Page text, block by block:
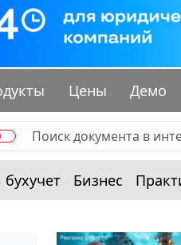
Цены Демо
Бизнес